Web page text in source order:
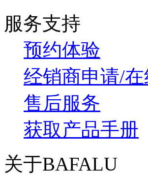
服务支持
预约体验
经销商申请/
售后服务
获取产品手册
关于BAFALU